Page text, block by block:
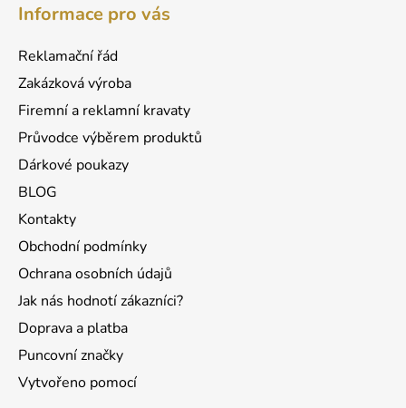
Informace pro vás
Reklamační řád
Zakázková výroba
Firemní a reklamní kravaty
Průvodce výběrem produktů
Dárkové poukazy
BLOG
Kontakty
Obchodní podmínky
Ochrana osobních údajů
Jak nás hodnotí zákazníci?
Doprava a platba
Puncovní značky
Vytvořeno pomocí